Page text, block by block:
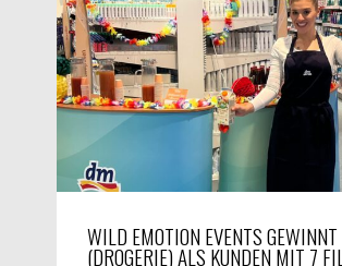
WILD EMOTION EVENTS
(DROGERIE) ALS KUNDEN MIT 7